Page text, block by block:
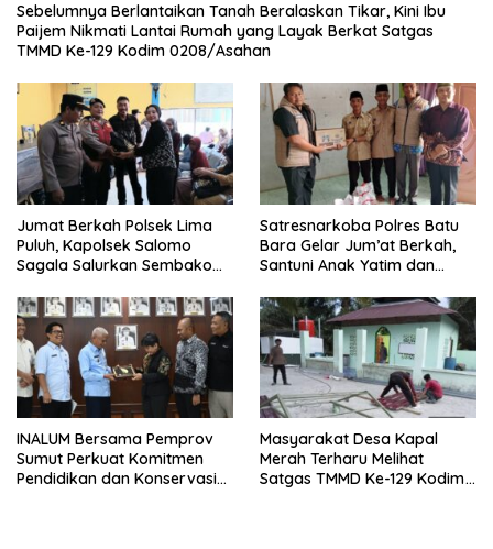
Sebelumnya Berlantaikan Tanah Beralaskan Tikar, Kini Ibu
Paijem Nikmati Lantai Rumah yang Layak Berkat Satgas
TMMD Ke-129 Kodim 0208/Asahan
Jumat Berkah Polsek Lima
Puluh, Kapolsek Salomo
Sagala Salurkan Sembako
Gambus
Satresnarkoba Polres Batu
Bara Gelar Jum’at Berkah,
Santuni Anak Yatim dan
INALUM Bersama Pemprov
Sumut Perkuat Komitmen
Pendidikan dan Konservasi
Masyarakat Desa Kapal
Merah Terharu Melihat
Satgas TMMD Ke-129 Kodim